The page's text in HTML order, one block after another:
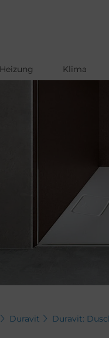
Heizung Klima
Duravit Duravit: